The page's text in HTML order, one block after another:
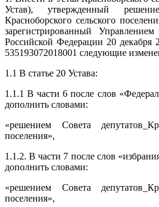
Устав), утвержденный
Красноборского сельского
зарегистрированный
Российской Федерации 20 декабря
535193072018001 следующие
1.1 В статье 20 Устава:
1.1.1 В части 6 после слов
дополнить словами:
«решением Совета
поселения»,
1.1.2. В части 7 после слов
дополнить словами:
«решением Совета
поселения»,